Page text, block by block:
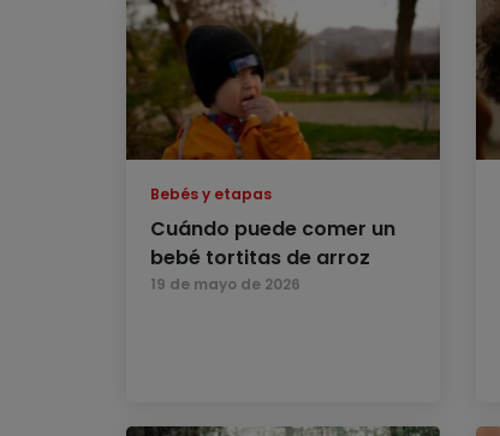
Bebés y etapas
Cuándo puede comer un
bebé tortitas de arroz
19 de mayo de 2026